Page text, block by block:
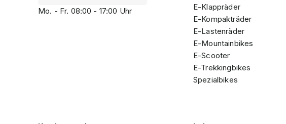
Mo. - Fr. 08:00 - 17:00 Uhr
E-Klappräder
E-Kompakträder
E-Lastenräder
E-Mountainbikes
E-Scooter
E-Trekkingbikes
Spezialbikes